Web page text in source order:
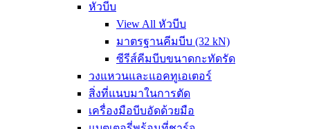
หัวบีบ
View All หัวบีบ
มาตรฐานคีมบีบ (32 kN)
ซีรีส์คีมบีบขนาดกะทัดรัด
วงแหวนและแอคทูเอเตอร์
สิ่งที่แนบมาในการตัด
เครื่องมือบีบอัดด้วยมือ